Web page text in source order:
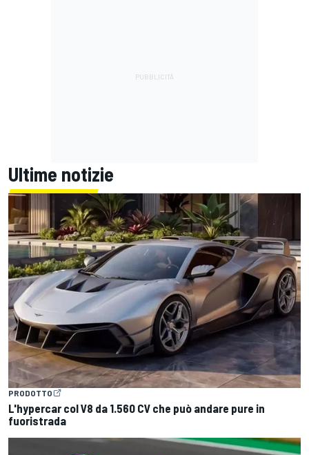
Ultime notizie
PRODOTTO
L'hypercar col V8 da 1.560 CV che può andare pure in
fuoristrada